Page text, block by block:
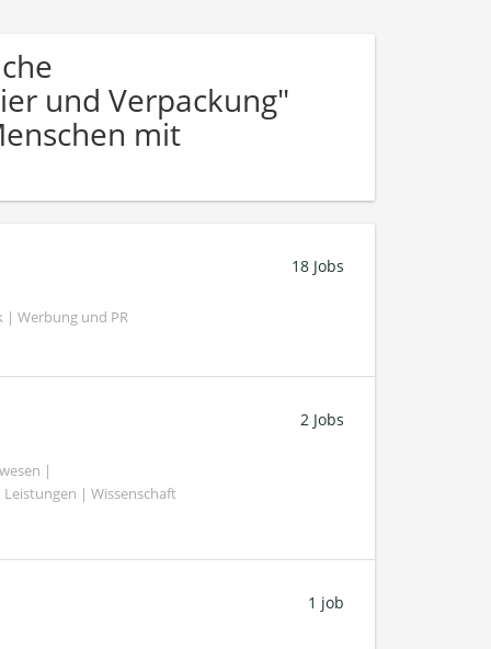
und Verpackung"
mit
| Werbung und PR
18 Jobs
|
| Wissenschaft
2 Jobs
1 job